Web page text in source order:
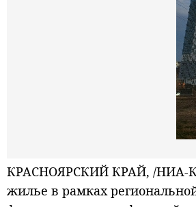
КРАСНОЯРСКИЙ КРАЙ, /НИА-
жилье в рамках